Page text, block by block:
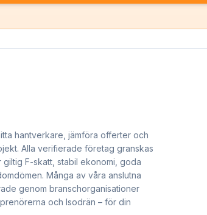
hantverkare, jämföra offerter och
Alla verifierade företag granskas
F-skatt, stabil ekonomi, goda
Många av våra anslutna
genom branschorganisationer
och Isodrän – för din